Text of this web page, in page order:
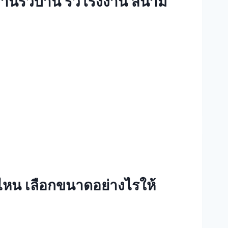
น เลือกขนาดอย่างไรให้